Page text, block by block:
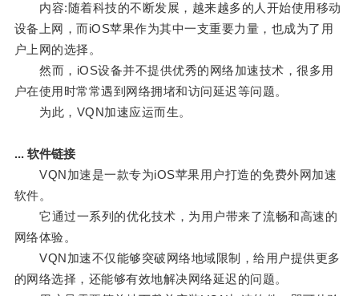
内容:随着科技的不断发展，越来越多的人开始使用移动
设备上网，而iOS苹果作为其中一支重要力量，也成为了用
户上网的选择。
然而，iOS设备并不提供优秀的网络加速技术，很多用
户在使用时常常遇到网络拥堵和访问延迟等问题。
为此，VQN加速应运而生。
... 软件链接
VQN加速是一款专为iOS苹果用户打造的免费外网加速
软件。
它通过一系列的优化技术，为用户带来了流畅和高速的
网络体验。
VQN加速不仅能够突破网络地域限制，给用户提供更多
的网络选择，还能够有效地解决网络延迟的问题。